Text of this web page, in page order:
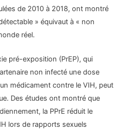
de 2010 à 2018, ont montré
» équivaut à « non
réel.
pré-exposition (PrEP), qui
non infecté une dose
médicament contre le VIH, peut
Des études ont montré que
la PPrE réduit le
lors de rapports sexuels